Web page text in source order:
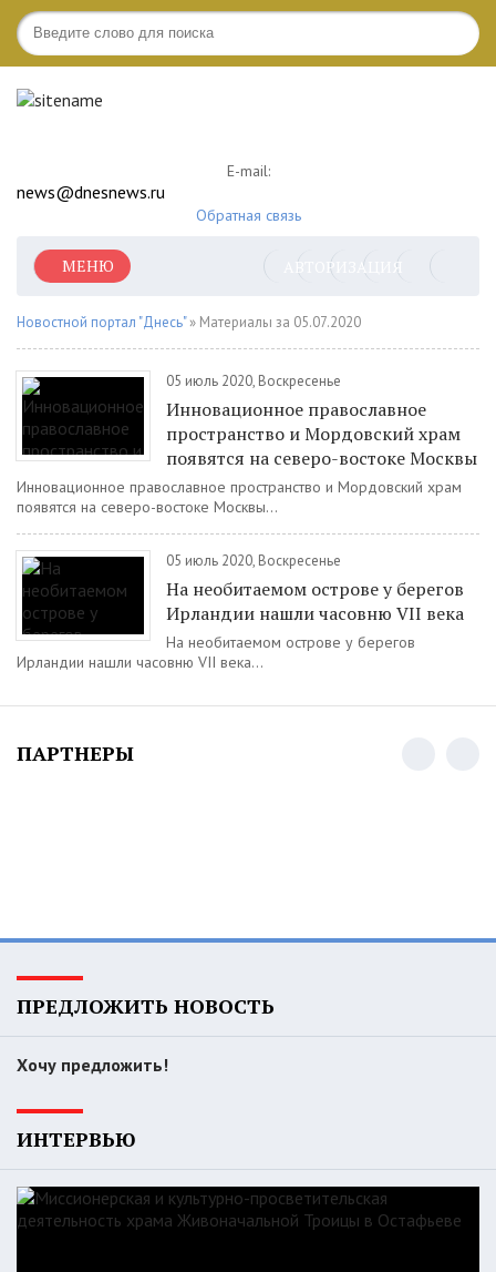
E-mail:
news@dnesnews.ru
Обратная связь
АВТОРИЗАЦИЯ
МЕНЮ
Новостной портал "Днесь"» Материалы за 05.07.2020
05 июль 2020, Воскресенье
Инновационное православное
пространство и Мордовский храм
появятся на северо-востоке Москвы
Инновационное православное пространство и Мордовский храм
появятся на северо-востоке Москвы...
05 июль 2020, Воскресенье
На необитаемом острове у берегов
Ирландии нашли часовню VII века
На необитаемом острове у берегов
Ирландии нашли часовню VII века...
ПАРТНЕРЫ
ПРЕДЛОЖИТЬ НОВОСТЬ
Хочу предложить!
ИНТЕРВЬЮ